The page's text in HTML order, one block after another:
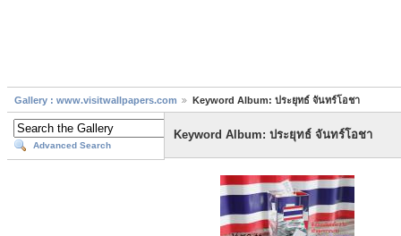
Gallery : www.visitwallpapers.com Keyword Album: ประยุทธ์ จันทร์โอชา
Advanced Search
Keyword Album: ประยุทธ์ จันทร์โอชา